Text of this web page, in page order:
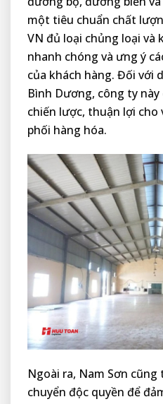
một tiêu chuẩn chất
VN đủ loại chủng loại và
nhanh chóng và ưng ý
của khách hàng. Đối với
Bình Dương, công ty
chiến lược, thuận lợi cho
phối hàng hóa.
Ngoài ra, Nam Sơn
chuyển độc quyền để